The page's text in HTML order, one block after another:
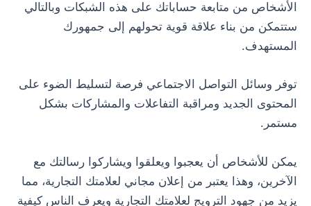
الأشخاص من متابعة حساباتك على هذه الشبكات وبالتالي
ستتمكن من بناء علاقة قوية تحولهم إلى جمهورك
المستهدف.
توفر وسائل التواصل الاجتماعي فرصة لتسليط الضوء على
المحتوى الجديد ومراقبة التفاعلات والمشاركات بشكل
مستمر.
يمكن للأشخاص أن يعجبوا ويعلقوا ويشاركوا رسالتك مع
الآخرين، وهذا يعتبر من إعلان مجاني لعلامتك التجارية، مما
يزيد من جهود الترويج لعلامتك التجارية ويعرف الناس كيفية